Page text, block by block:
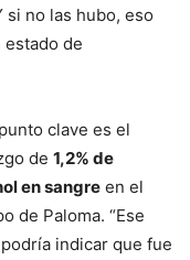
si no las hubo, eso
de
clave es el
de 1,2% de
en sangre en el
de Paloma. “Ese
indicar que fue